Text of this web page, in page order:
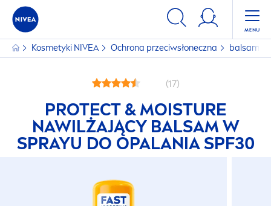
Kosmetyki NIVEA Ochrona przeciwsłoneczna
(17)
PROTECT& MOISTURE
NAWILŻAJĄCY BALSAM W
SPRAYU DO OPALANIA SPF30